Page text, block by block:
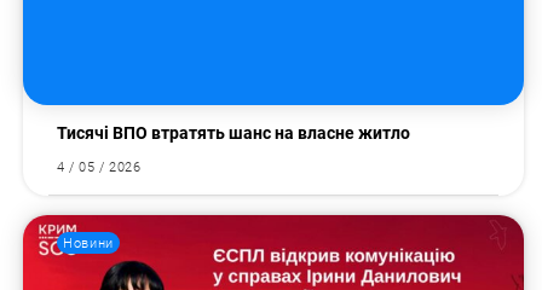
Тисячі ВПО втратять шанс на власне житло
4 / 05 / 2026
Новини